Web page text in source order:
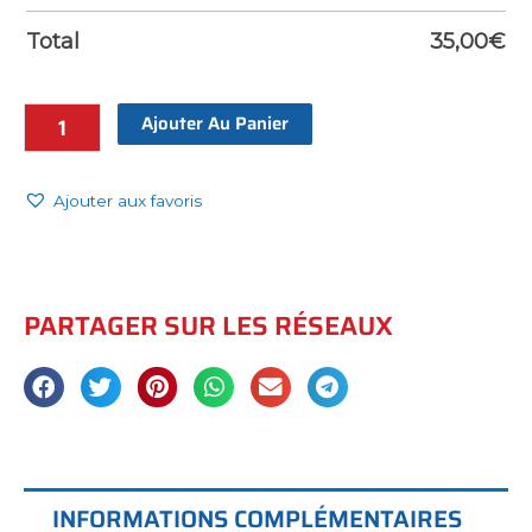
Total 35,00€
Ajouter Au Panier
Ajouter aux favoris
PARTAGER SUR LES RÉSEAUX
INFORMATIONS COMPLÉMENTAIRES